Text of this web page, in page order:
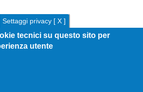
Settaggi privacy [ X ]
tecnici su questo sito per
utente